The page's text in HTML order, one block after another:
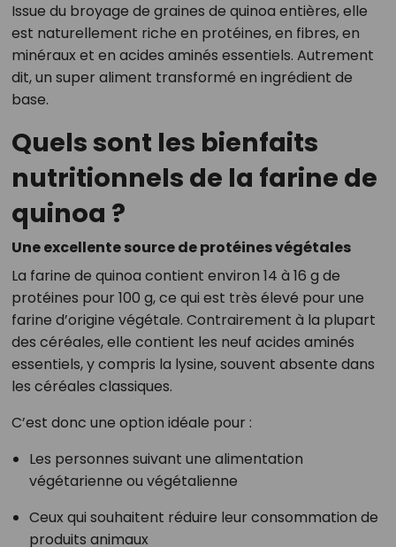
Issue du broyage de graines de quinoa entières, elle
est naturellement riche en protéines, en fibres, en
minéraux et en acides aminés essentiels. Autrement
dit, un super aliment transformé en ingrédient de
base.
Quels sont les bienfaits
nutritionnels de la farine de
quinoa ?
Une excellente source de protéines végétales
La farine de quinoa contient environ 14 à 16 g de
protéines pour 100 g, ce qui est très élevé pour une
farine d’origine végétale. Contrairement à la plupart
des céréales, elle contient les neuf acides aminés
essentiels, y compris la lysine, souvent absente dans
les céréales classiques.
C’est donc une option idéale pour :
Les personnes suivant une alimentation
végétarienne ou végétalienne
Ceux qui souhaitent réduire leur consommation de
produits animaux